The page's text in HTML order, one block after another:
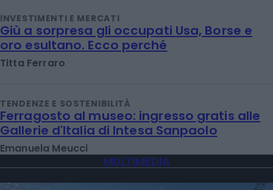
INVESTIMENTI E MERCATI
Giù a sorpresa gli occupati Usa, Borse e
oro esultano. Ecco perché
Titta Ferraro
TENDENZE E SOSTENIBILITÀ
Ferragosto al museo: ingresso gratis alle
Gallerie d'Italia di Intesa Sanpaolo
Emanuela Meucci
MULTIMEDIA